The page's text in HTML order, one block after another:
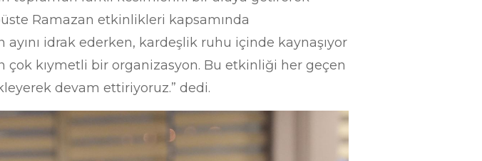
Ramazan etkinlikleri kapsamında
idrak ederken, kardeşlik ruhu içinde kaynaşıyor
kıymetli bir organizasyon. Bu etkinliği her geçen
devam ettiriyoruz.” dedi.